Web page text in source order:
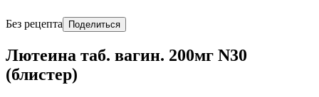
Без рецепта Поделиться
Лютеина таб. вагин. 200мг N30
(блистер)